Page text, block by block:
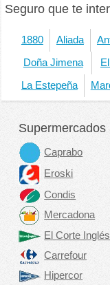
Seguro que te
1880 Aliada
Doña Jimena
La Estepeña
Supermercados
Caprabo
Eroski
Condis
Mercadona
El Corte Inglés
Carrefour
Hipercor